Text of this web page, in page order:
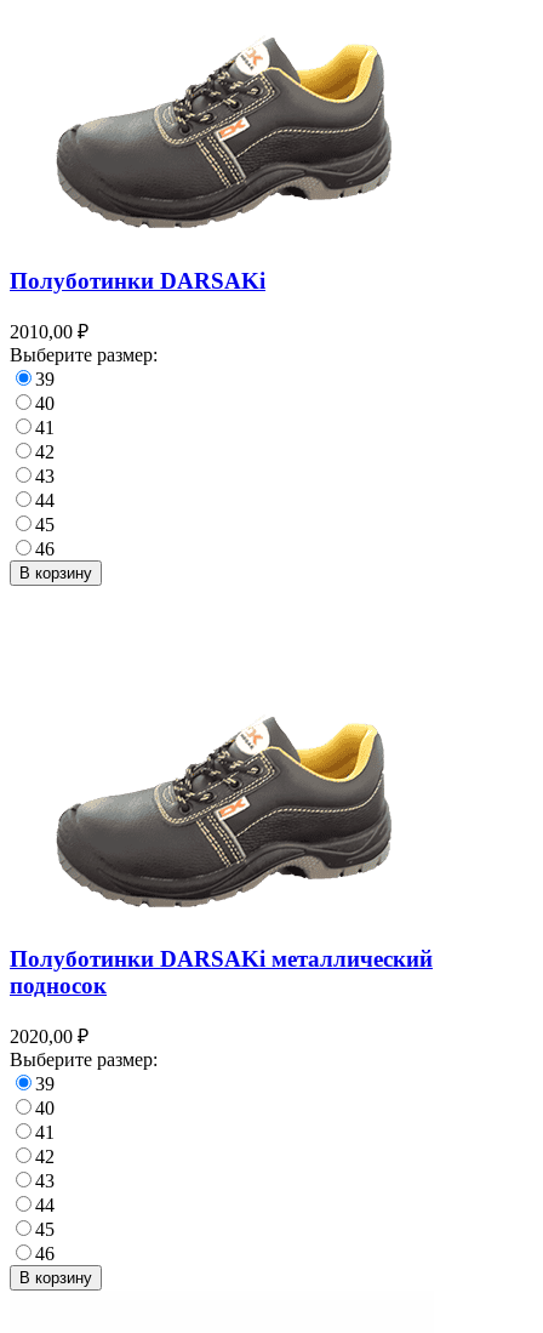
Полуботинки DARSAKi
2010,00 ₽
Выберите размер:
39
40
41
42
43
44
45
46
В корзину
Полуботинки DARSAKi металлический
подносок
2020,00 ₽
Выберите размер:
39
40
41
42
43
44
45
46
В корзину